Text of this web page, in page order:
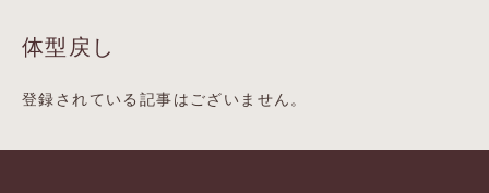
体型戻し
登録されている記事はございません。